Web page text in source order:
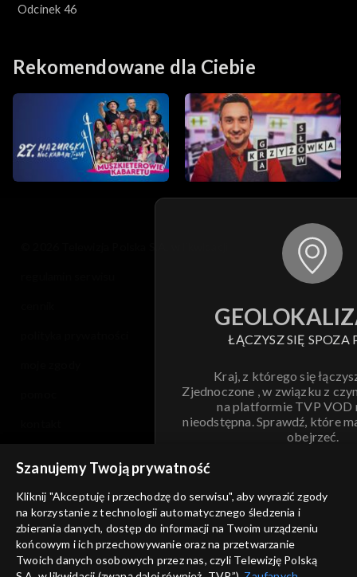
Odcinek 46
Rekomendowane dla Ciebie
ŁĄCZYSZ SIĘ SPOZA
Kraj, z którego się
Zjednoczone , w związku z
na platformie TVP VOD
nieodstępna. Sprawdź, które
obejrzeć.
ANULUJ
informacje o dostawcy usług
Szanujemy Twoją prywatność
Kliknij "Akceptuję i przechodzę do serwisu", aby wyrazić zgody
na korzystanie z technologii automatycznego śledzenia i
zbierania danych, dostęp do informacji na Twoim urządzeniu
końcowym i ich przechowywanie oraz na przetwarzanie
Twoich danych osobowych przez nas, czyli Telewizję Polską